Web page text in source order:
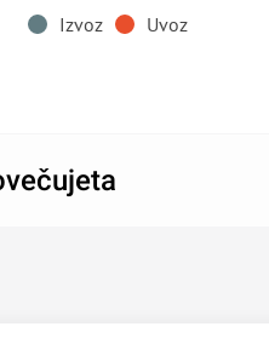
Izvoz Uvoz